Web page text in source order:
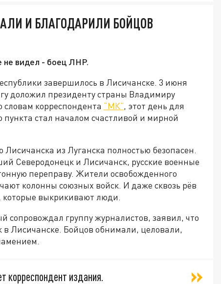
И БЛАГОДАРИЛИ БОЙЦОВ
не видел - боец ЛНР.
завершилось в Лисичанске. 3 июня
доложил президенту страны Владимиру
корреспондента “МК”, этот день для
стал началом счастливой и мирной
Лисичанска из Луганска полностью безопасен.
Северодонецк и Лисичанск, русские военные
переправу. Жители освобожденного
колонны союзных войск. И даже сквозь рёв
которые выкрикивают люди.
группу журналистов, заявил, что
Лисичанске. Бойцов обнимали, целовали,
корреспондент издания.